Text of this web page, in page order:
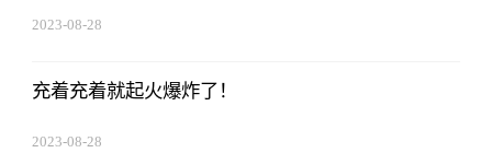
2023-08-28
充着充着就起火爆炸了！
2023-08-28